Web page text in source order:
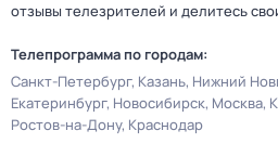
отзывы телезрителей и делитесь
Телепрограмма по городам:
Санкт-Петербург Казань Нижний
Екатеринбург Новосибирск Москва
Ростов-на-Дону Краснодар